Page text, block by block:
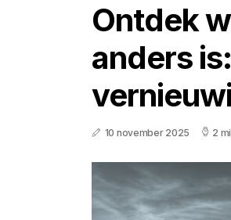
Ontdek
anders
10 november 2025 2